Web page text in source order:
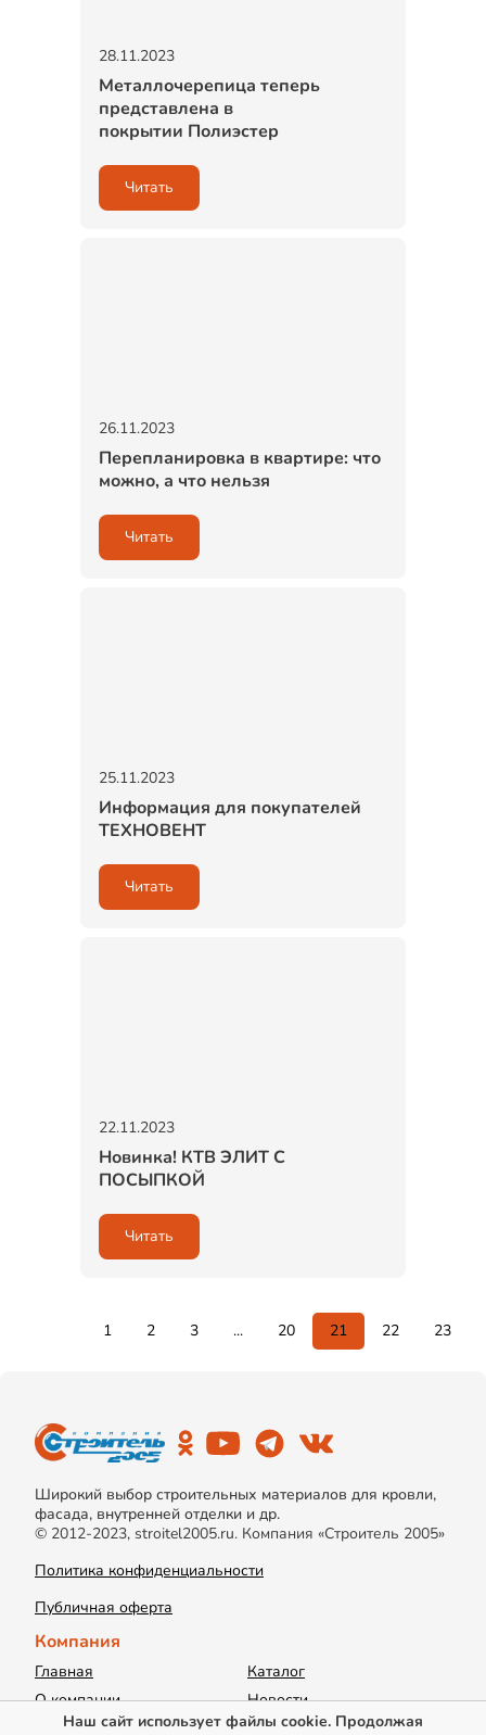
28.11.2023
Металлочерепица теперь
представлена в
покрытии Полиэстер
Читать
26.11.2023
Перепланировка в квартире: что
можно, а что нельзя
Читать
25.11.2023
Информация для покупателей
ТЕХНОВЕНТ
Читать
22.11.2023
Новинка! КТВ ЭЛИТ С
ПОСЫПКОЙ
Читать
1 2 3 ... 20 21 22 23
Широкий выбор строительных материалов для кровли,
фасада, внутренней отделки и др.
© 2012-2023, stroitel2005.ru. Компания «Строитель 2005»
Политика конфиденциальности
Публичная оферта
Компания
Главная
Каталог
О компании
Новости
Акции
Доставка
Наш сайт использует файлы cookie. Продолжая